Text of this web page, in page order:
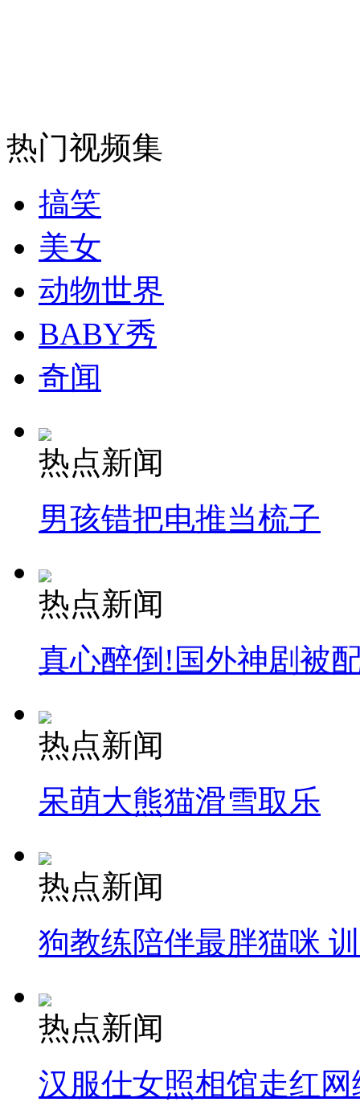
消防员救轻生者 花炮节热闹非凡
司机酒驾遇交警 急速倒车逃窜
热门视频集
搞笑
美女
动物世界
BABY秀
奇闻
热点新闻
男孩错把电推当梳子
热点新闻
真心醉倒!国外神剧被
热点新闻
呆萌大熊猫滑雪取乐
热点新闻
狗教练陪伴最胖猫咪
热点新闻
汉服仕女照相馆走红网